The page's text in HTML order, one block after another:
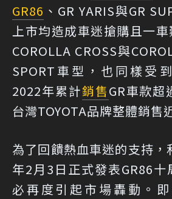
GR86 、GR YARIS與GR
上市均造成車迷搶購且一
COROLLA CROSS與
SPORT車型，也同樣受
2022年累計銷售GR車款超
台灣TOYOTA品牌整體銷售
為了回饋熱血車迷的支持，
年2月3日正式發表GR86
必再度引起市場轟動。